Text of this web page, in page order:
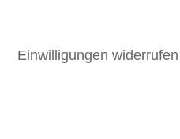
Einwilligungen widerrufen